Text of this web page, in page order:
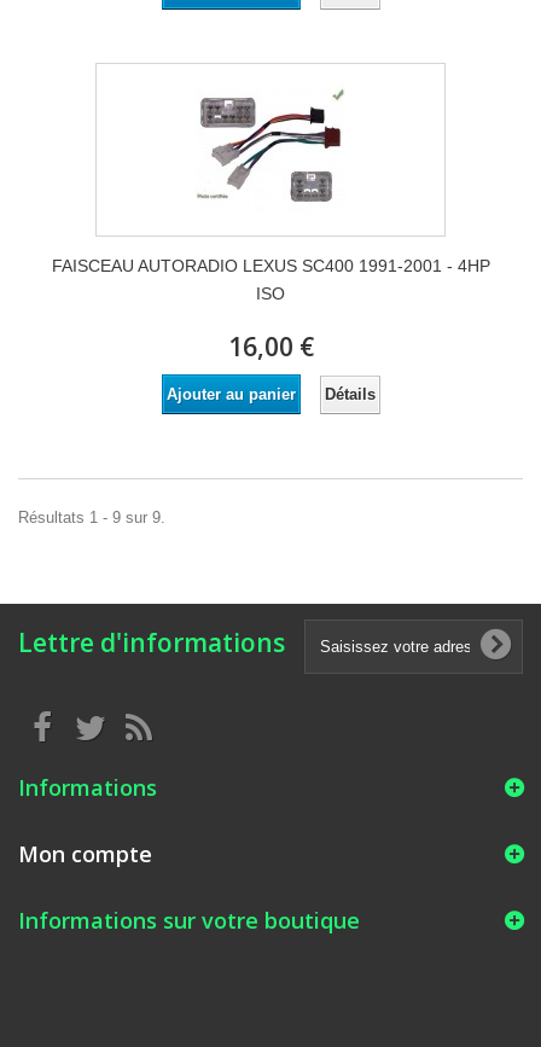
FAISCEAU AUTORADIO LEXUS SC400 1991-2001 - 4HP
ISO
16,00 €
Ajouter au panier Détails
Résultats 1 - 9 sur 9.
Lettre d'informations
Informations
Mon compte
Informations sur votre boutique